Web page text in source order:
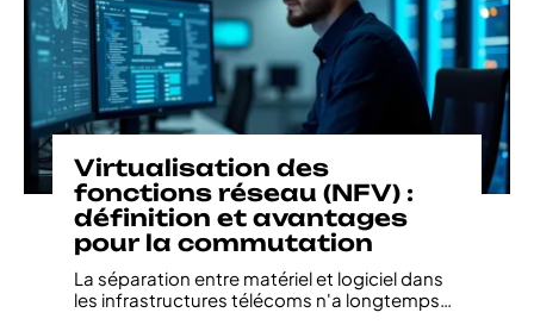
Virtualisation des
fonctions réseau (NFV) :
définition et avantages
pour la commutation
La séparation entre matériel et logiciel dans
les infrastructures télécoms n'a longtemps…